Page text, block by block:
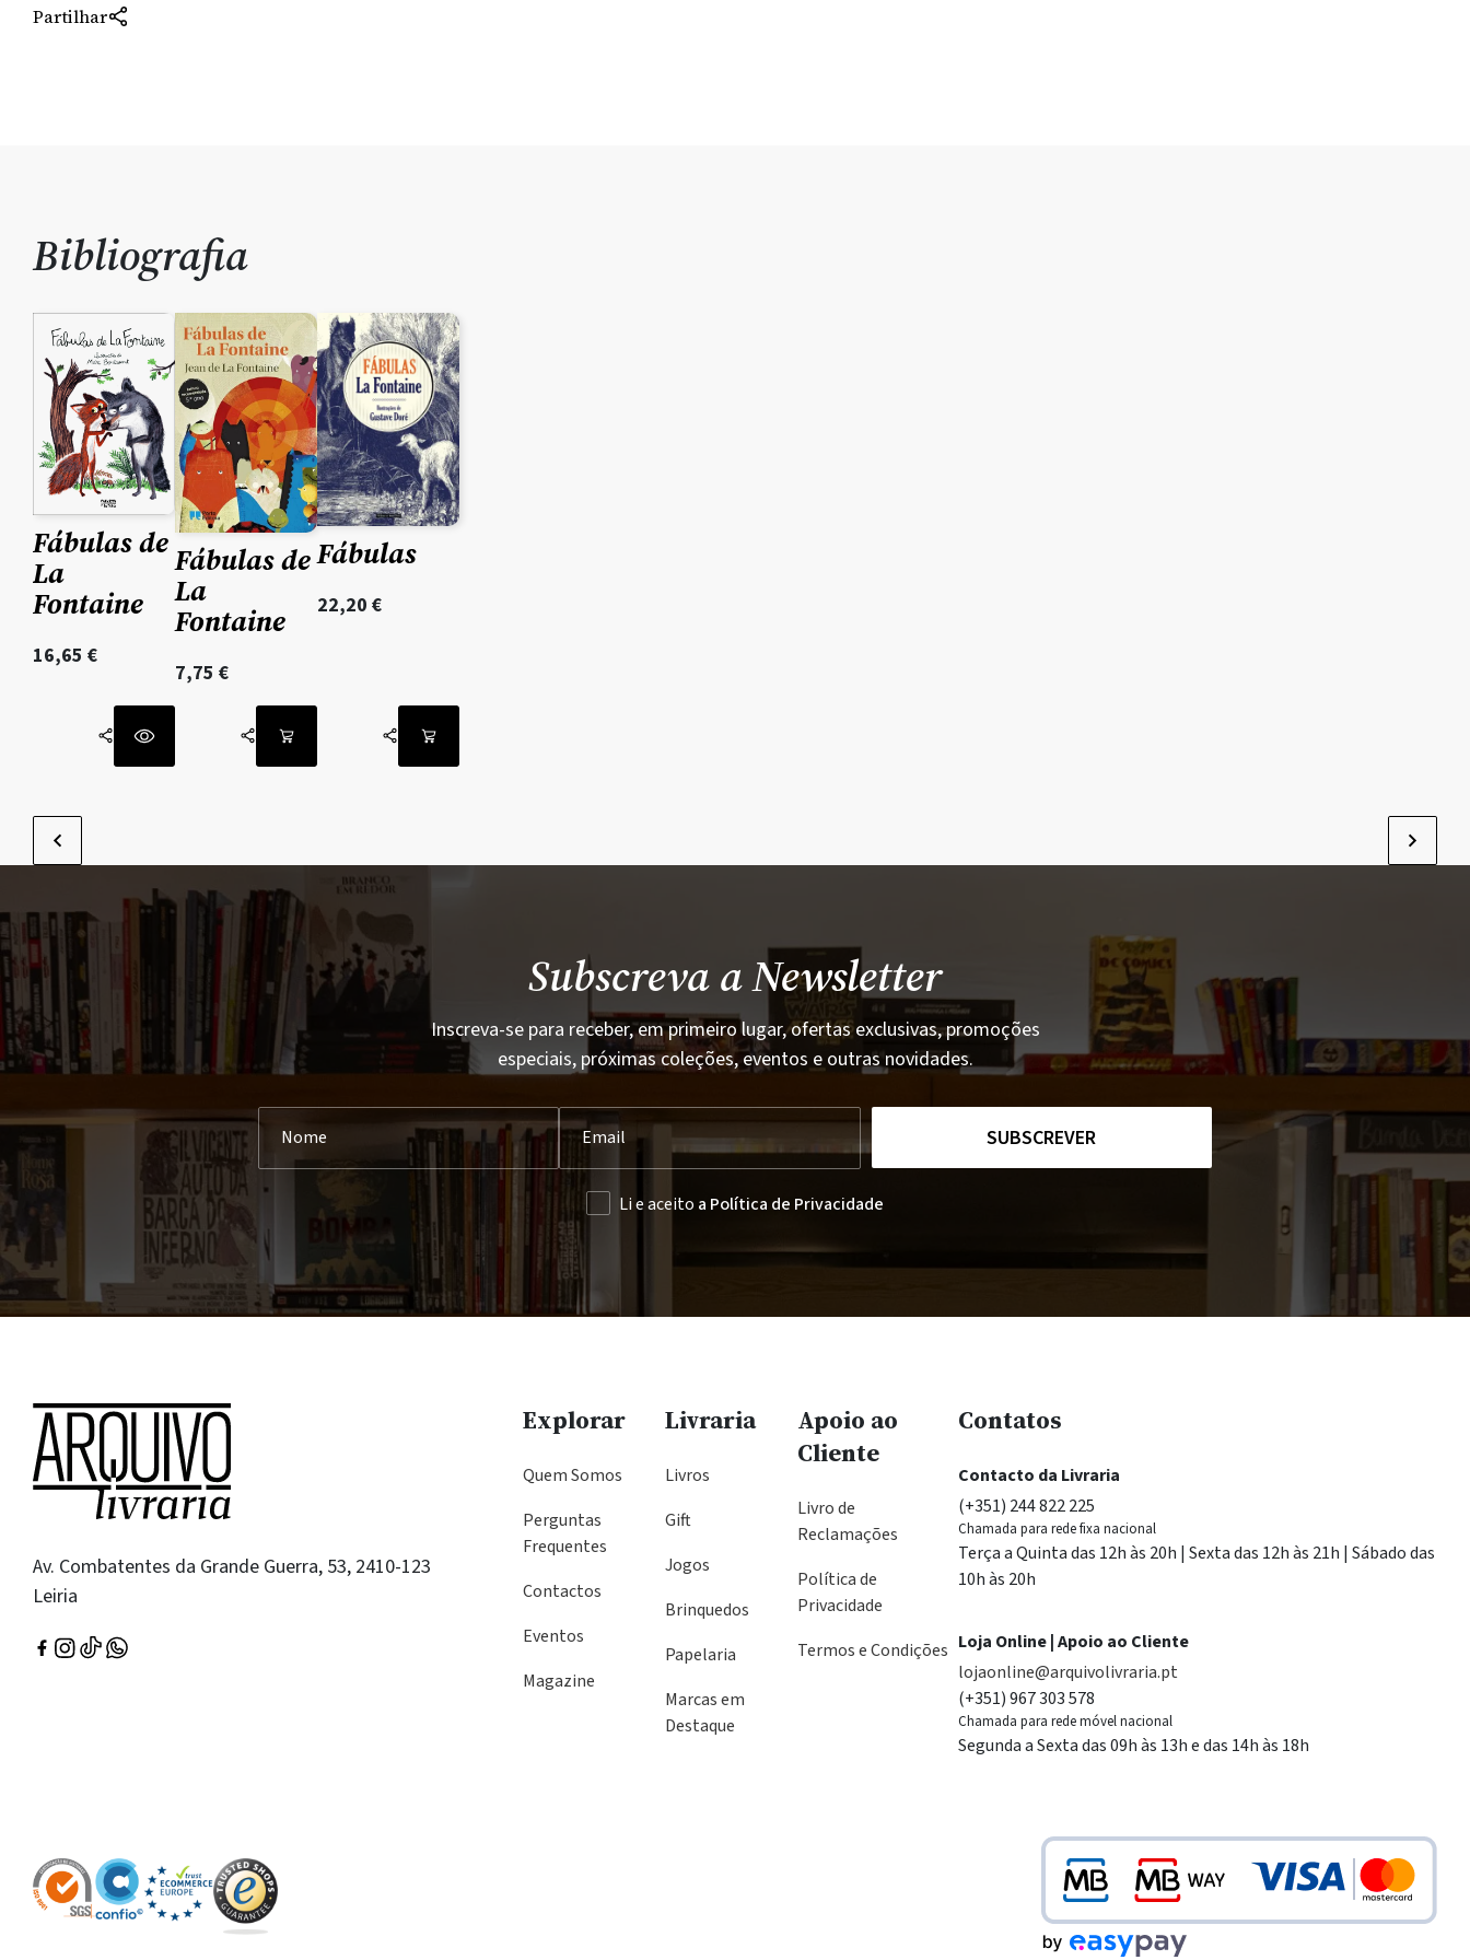
Partilhar
Bibliografia
Fábulas de
La
Fontaine
16,65 €
Fábulas de
La
Fontaine
7,75 €
Fábulas
22,20 €
Subscreva a Newsletter
Inscreva-se para receber, em primeiro lugar, ofertas exclusivas, promoções
especiais, próximas coleções, eventos e outras novidades.
SUBSCREVER
Li e aceito a Política de Privacidade
Av. Combatentes da Grande Guerra, 53, 2410-123
Leiria
Explorar
Quem Somos
Perguntas
Frequentes
Contactos
Eventos
Magazine
Livraria
Livros
Gift
Jogos
Brinquedos
Papelaria
Marcas em
Destaque
Apoio ao
Cliente
Livro de
Reclamações
Política de
Privacidade
Termos e Condições
Contatos
Contacto da Livraria
(+351) 244 822 225
Chamada para rede fixa nacional
Terça a Quinta das 12h às 20h | Sexta das 12h às 21h | Sábado das
10h às 20h
Loja Online | Apoio ao Cliente
lojaonline@arquivolivraria.pt
(+351) 967 303 578
Chamada para rede móvel nacional
Segunda a Sexta das 09h às 13h e das 14h às 18h